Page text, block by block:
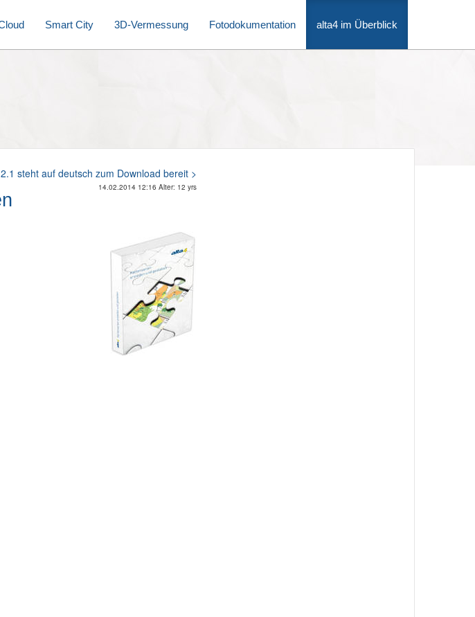
Smart City 3D-Vermessung Fotodokumentation alta4 im Überblick
steht auf deutsch zum Download bereit >
14.02.2014 12:16 Alter: 12 yrs